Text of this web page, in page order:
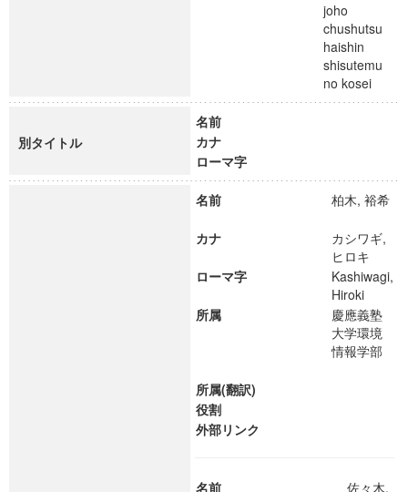
joho
chushutsu
haishin
shisutemu
no kosei
別タイトル
名前
カナ
ローマ字
名前 柏木, 裕希
カナ
カシワギ,
ヒロキ
ローマ字
Kashiwagi,
Hiroki
所属
慶應義塾
大学環境
情報学部
所属(翻訳)
役割
外部リンク
名前
佐々木,